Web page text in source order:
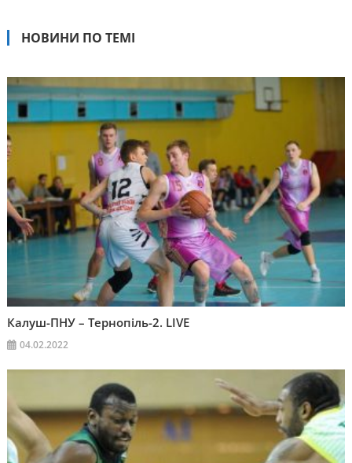
НОВИНИ ПО ТЕМІ
Калуш-ПНУ – Тернопіль-2. LIVE
04.02.2022